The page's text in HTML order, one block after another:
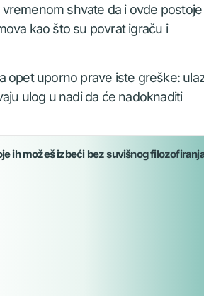
shvate da i ovde postoje
kao što su povrat igraču i
opet uporno prave iste greške:
ulog u nadi da će nadoknaditi
ih možeš izbeći bez suvišnog